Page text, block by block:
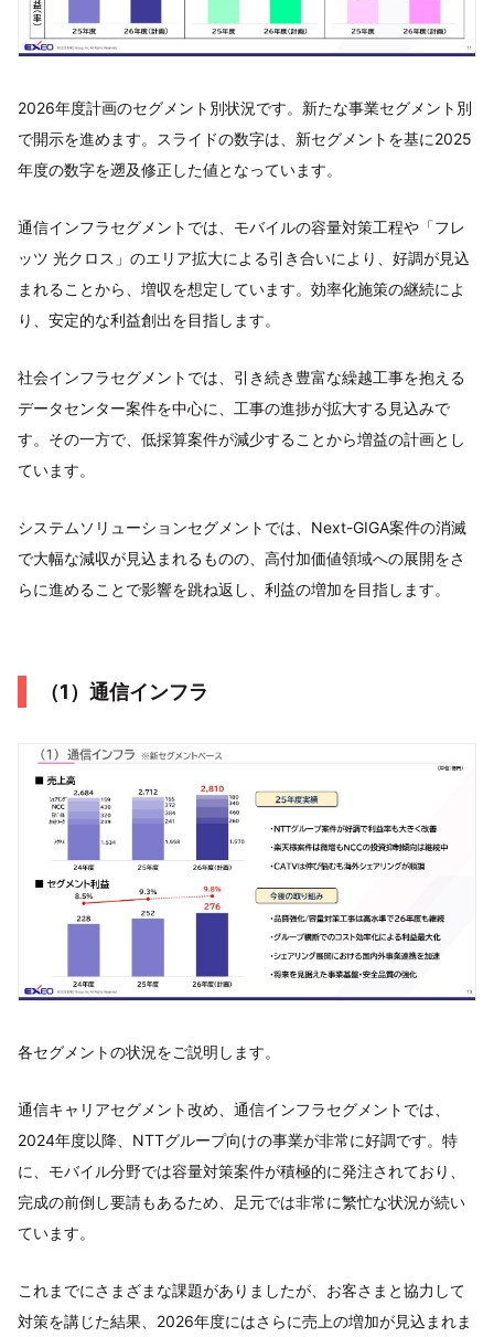
2026年度計画のセグメント別状況です。新たな事業セグメント別
で開示を進めます。スライドの数字は、新セグメントを基に2025
年度の数字を遡及修正した値となっています。
通信インフラセグメントでは、モバイルの容量対策工程や「フレ
ッツ 光クロス」のエリア拡大による引き合いにより、好調が見込
まれることから、増収を想定しています。効率化施策の継続によ
り、安定的な利益創出を目指します。
社会インフラセグメントでは、引き続き豊富な繰越工事を抱える
データセンター案件を中心に、工事の進捗が拡大する見込みで
す。その一方で、低採算案件が減少することから増益の計画とし
ています。
システムソリューションセグメントでは、Next-GIGA案件の消滅
で大幅な減収が見込まれるものの、高付加価値領域への展開をさ
らに進めることで影響を跳ね返し、利益の増加を目指します。
（1）通信インフラ
各セグメントの状況をご説明します。
通信キャリアセグメント改め、通信インフラセグメントでは、
2024年度以降、NTTグループ向けの事業が非常に好調です。特
に、モバイル分野では容量対策案件が積極的に発注されており、
完成の前倒し要請もあるため、足元では非常に繁忙な状況が続い
ています。
これまでにさまざまな課題がありましたが、お客さまと協力して
対策を講じた結果、2026年度にはさらに売上の増加が見込まれま